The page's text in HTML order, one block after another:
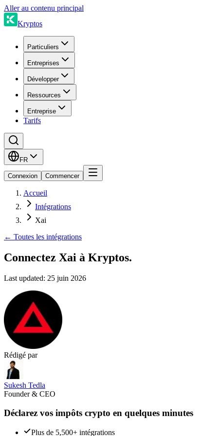
Aller au contenu principal
Kryptos
Particuliers
Entreprises
Développer
Ressources
Entreprise
Tarifs
FR
Connexion Commencer
Accueil
Intégrations
Xai
← Toutes les intégrations
Connectez Xai à Kryptos.
Last updated: 25 juin 2026
Rédigé par
Sukesh Tedla
Founder & CEO
Déclarez vos impôts crypto en quelques minutes
Plus de 5,500+ intégrations